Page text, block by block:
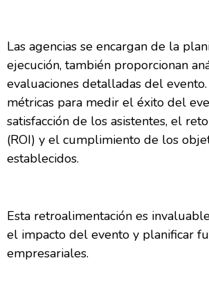
Las agencias se encargan de la
ejecución, también proporcionan
evaluaciones detalladas del
métricas para medir el éxito del
satisfacción de los asistentes, el
(ROI) y el cumplimiento de los
establecidos.
Esta retroalimentación es
el impacto del evento y planificar
empresariales.